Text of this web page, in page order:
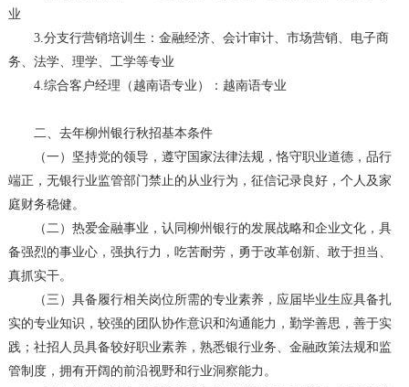
业
3.分支行营销培训生：金融经济、会计审计、市场营销、电子商
务、法学、理学、工学等专业
4.综合客户经理（越南语专业）：越南语专业
二、去年柳州银行秋招基本条件
（一）坚持党的领导，遵守国家法律法规，恪守职业道德，品行
端正，无银行业监管部门禁止的从业行为，征信记录良好，个人及家
庭财务稳健。
（二）热爱金融事业，认同柳州银行的发展战略和企业文化，具
备强烈的事业心，强执行力，吃苦耐劳，勇于改革创新、敢于担当、
真抓实干。
（三）具备履行相关岗位所需的专业素养，应届毕业生应具备扎
实的专业知识，较强的团队协作意识和沟通能力，勤学善思，善于实
践；社招人员具备较好职业素养，熟悉银行业务、金融政策法规和监
管制度，拥有开阔的前沿视野和行业洞察能力。